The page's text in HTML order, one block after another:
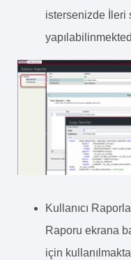
istersenizde İleri
Kullanıcı
Raporu ekrana
için